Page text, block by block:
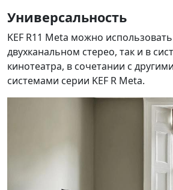
Универсальность
KEF R11 Meta можно
двухканальном стерео, так и в
кинотеатра, в сочетании с
системами серии KEF R Meta.